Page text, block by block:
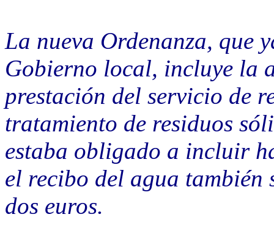
La nueva Ordenanza, que
Gobierno local, incluye la
prestación del servicio de
tratamiento de residuos
estaba obligado a incluir
el recibo del agua también
dos euros.